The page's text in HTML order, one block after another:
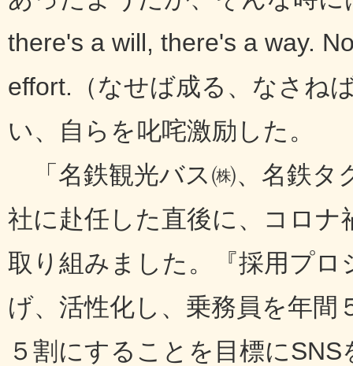
there's a will, there's a way.
effort.（なせば成る、なさね
い、自らを叱咤激励した。
「名鉄観光バス㈱、名鉄タ
社に赴任した直後に、コロ
取り組みました。『採用プ
げ、活性化し、乗務員を年間
５割にすることを目標に